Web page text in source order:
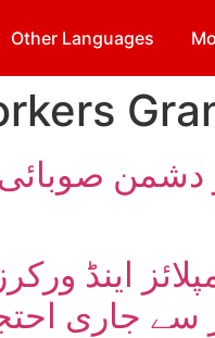
Other Languages
دشمن
اینڈ
سے جاری